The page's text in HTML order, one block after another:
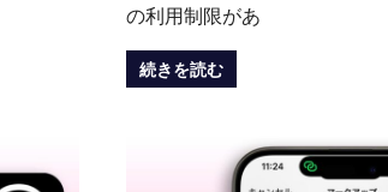
の利用制限があ
続きを読む